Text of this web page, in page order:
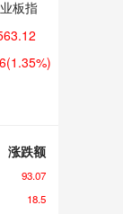
板指
(1.35%)
涨跌额
93.07
18.5